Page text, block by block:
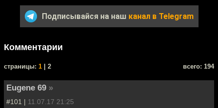
Подписывайся на наш канал в Telegram
Комментарии
cтраницы: 1 | 2 всего: 194
Eugene 69 »
#101 | 11.07.17 21:25